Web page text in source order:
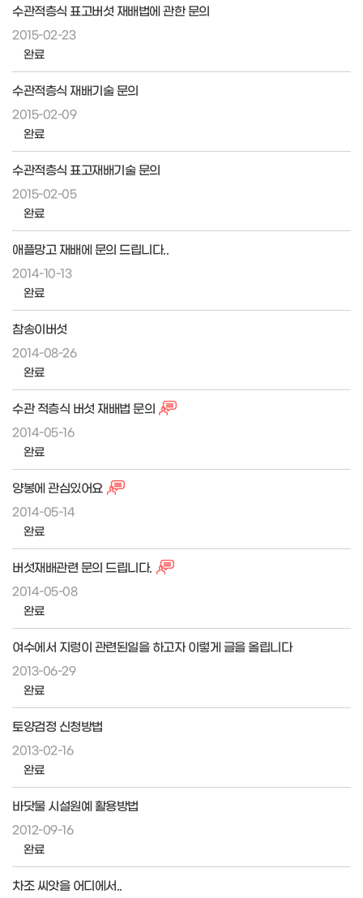
수관적층식 표고버섯 재배법에 관한 문의
2015-02-23
완료
수관적층식 재배기술 문의
2015-02-09
완료
수관적층식 표고재배기술 문의
2015-02-05
완료
애플망고 재배에 문의 드립니다..
2014-10-13
완료
참송이버섯
2014-08-26
완료
수관 적층식 버섯 재배법 문의
2014-05-16
완료
양봉에 관심있어요
2014-05-14
완료
버섯재배관련 문의 드립니다.
2014-05-08
완료
여수에서 지렁이 관련된일을 하고자 이렇게 글을 올립니다
2013-06-29
완료
토양검정 신청방법
2013-02-16
완료
바닷물 시설원예 활용방법
2012-09-16
완료
차조 씨앗을 어디에서..